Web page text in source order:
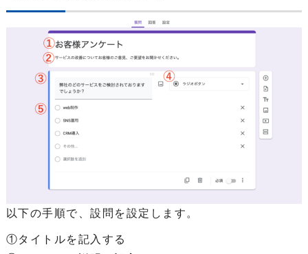
以下の手順で、設問を設定します。
①タイトルを記入する